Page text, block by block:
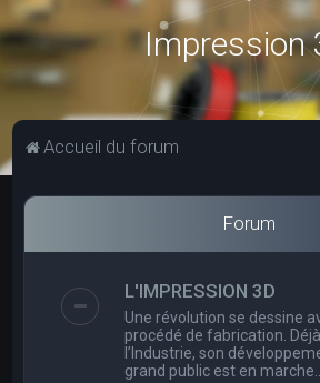
Impression
Accueil du forum
Forum
L'IMPRESSION 3D
Une révolution se dessine
procédé de fabrication.
l’Industrie, son
grand public est en marche…